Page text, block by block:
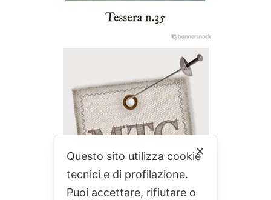
✕
Questo sito utilizza cookie
tecnici e di profilazione.
Puoi accettare, rifiutare o